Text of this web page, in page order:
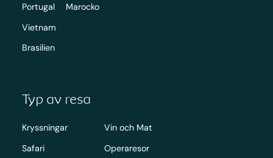
Portugal
Vietnam
Brasilien
Marocko
Typ av resa
Kryssningar
Safari
Vin och Mat
Operaresor